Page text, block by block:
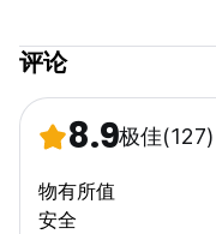
评论
8.9极佳(127)
物有所值
安全